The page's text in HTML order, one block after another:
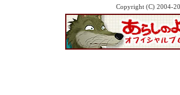
Copyright (C) 2004-